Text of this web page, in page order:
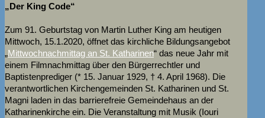
„Der King Code“
Zum 91. Geburtstag von Martin Luther King am heutigen
Mittwoch, 15.1.2020, öffnet das kirchliche Bildungsangebot
„Mittwochnachmittag an St. Katharinen“ das neue Jahr mit
einem Filmnachmittag über den Bürgerrechtler und
Baptistenprediger (* 15. Januar 1929, † 4. April 1968). Die
verantwortlichen Kirchengemeinden St. Katharinen und St.
Magni laden in das barrierefreie Gemeindehaus an der
Katharinenkirche ein. Die Veranstaltung mit Musik (Iouri